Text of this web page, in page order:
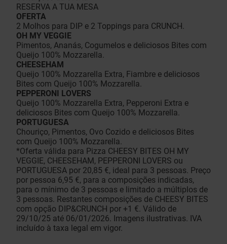
RESERVA A TUA MESA
OFERTA
2 Molhos para DIP e 2 Toppings para CRUNCH.
OH MY VEGGIE
Pimentos, Ananás, Cogumelos e deliciosos Bites com
Queijo 100% Mozzarella.
CHEESEHAM
Queijo 100% Mozzarella Extra, Fiambre e deliciosos
Bites com Queijo 100% Mozzarella.
PEPPERONI LOVERS
Queijo 100% Mozzarella Extra, Pepperoni Extra e
deliciosos Bites com Queijo 100% Mozzarella.
PORTUGUESA
Chouriço, Pimentos, Ovo Cozido e deliciosos Bites
com Queijo 100% Mozzarella.
*Oferta válida para Pizza CHEESY BITES OH MY
VEGGIE, CHEESEHAM, PEPPERONI LOVERS ou
PORTUGUESA por 20,85 €, ideal para 3 pessoas. Preço
por pessoa 6,95 €, para a composições indicadas,
para o mínimo de 3 pessoas e limitado a múltiplos de
3 pessoas. Restantes composições de CHEESY BITES
com opção DIP&CRUNCH por +1 €. Válido de
29/10/25 até 06/01/2026. Imagens ilustrativas. IVA
incluído à taxa legal em vigor.